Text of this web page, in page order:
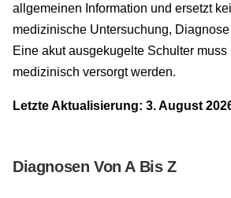
allgemeinen Information und ersetzt
medizinische Untersuchung,
Eine akut ausgekugelte Schulter
medizinisch versorgt werden.
Letzte Aktualisierung: 3. August
Diagnosen Von A Bis Z